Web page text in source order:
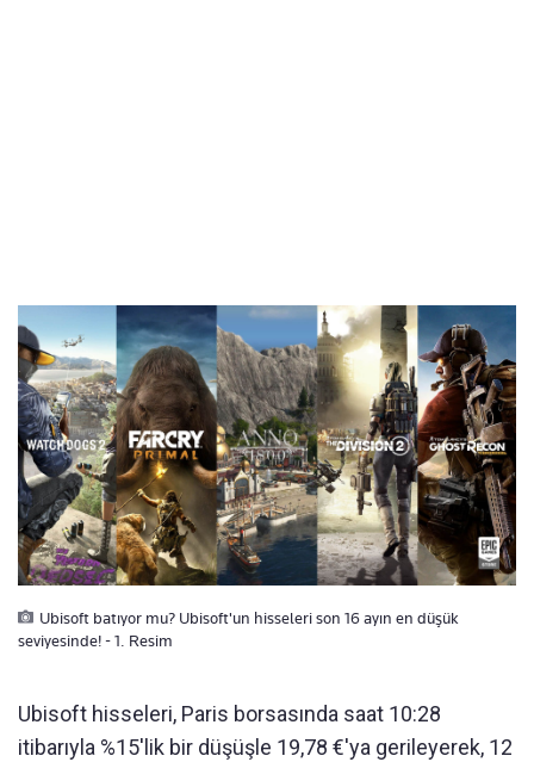
Ubisoft batıyor mu? Ubisoft'un hisseleri son 16 ayın en düşük
seviyesinde! - 1. Resim
Ubisoft hisseleri, Paris borsasında saat 10:28
itibarıyla %15'lik bir düşüşle 19,78 €'ya gerileyerek, 12